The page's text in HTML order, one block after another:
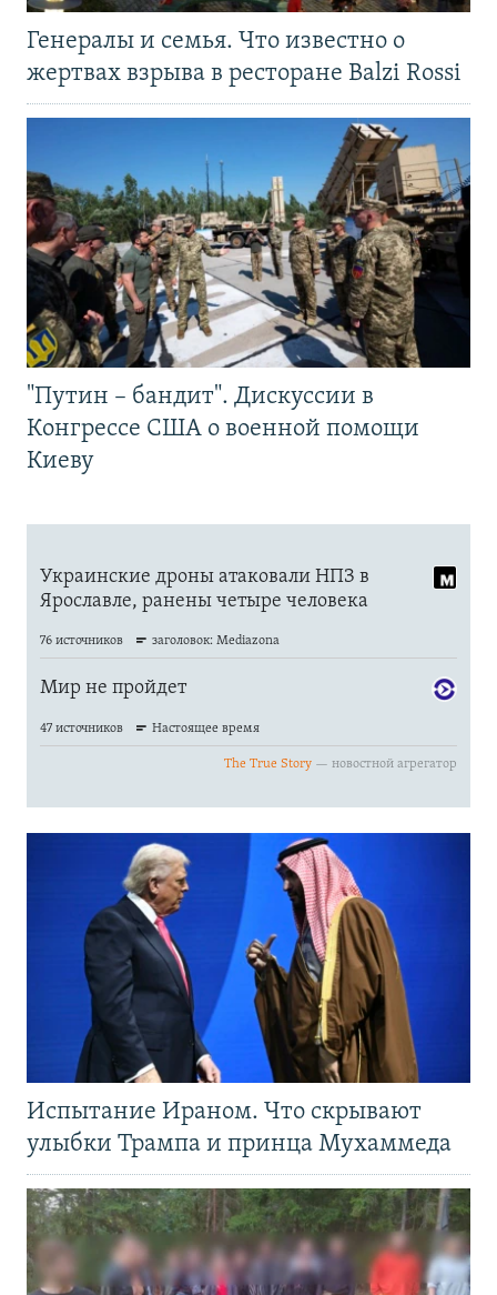
Генералы и семья. Что известно о
жертвах взрыва в ресторане Balzi Rossi
"Путин – бандит". Дискуссии в
Конгрессе США о военной помощи
Киеву
Испытание Ираном. Что скрывают
улыбки Трампа и принца Мухаммеда